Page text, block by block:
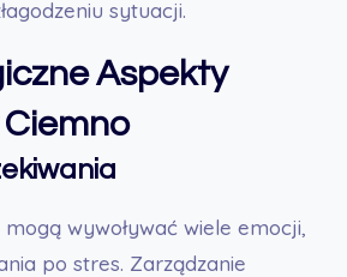
sytuacji.
Aspekty
wywoływać wiele emocji,
po stres. Zarządzanie